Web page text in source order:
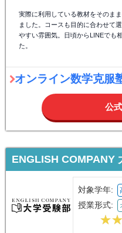
実際に利用している教材をそのま
ました。コースも目的に合わせて
やすい雰囲気。日頃からLINEでも
た。
オンライン数学克服
公
ENGLISH COMPANY
対象学年:
授業形式: